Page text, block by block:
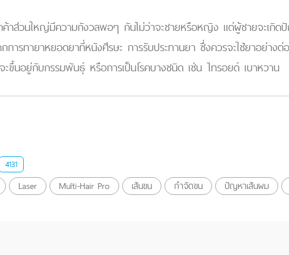
าส่วนใหญ่มีความกังวลพอๆ กันไม่ว่าจะชายหรือหญิง แต่ผู้ชายจะเกิ
ารทายาหยอดยาที่หนังศีรษะ การรับประทานยา ซึ่งควรจะใช้ยาอย่างต่
นอยู่กับกรรมพันธุ์ หรือการเป็นโรคบางชนิด เช่น ไทรอยด์ เบาหวาน
4131
Laser Multi-Hair Pro เส้นขน กำจัดขน ปัญหาเส้นผม